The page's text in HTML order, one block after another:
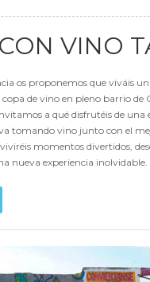
VINO
os proponemos que viváis
de vino en pleno barrio de
a qué disfrutéis de una
tomando vino junto con el
momentos divertidos,
nueva experiencia inolvidable.